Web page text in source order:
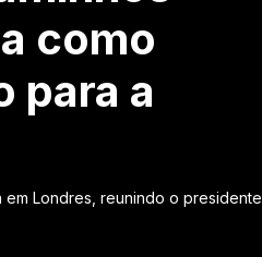
como
para a
em Londres, reunindo o presidente